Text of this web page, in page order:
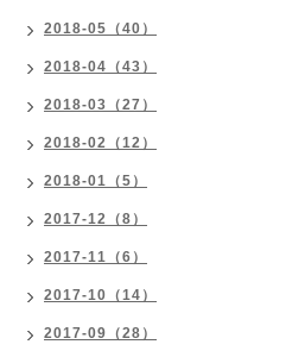
2018-05（40）
2018-04（43）
2018-03（27）
2018-02（12）
2018-01（5）
2017-12（8）
2017-11（6）
2017-10（14）
2017-09（28）